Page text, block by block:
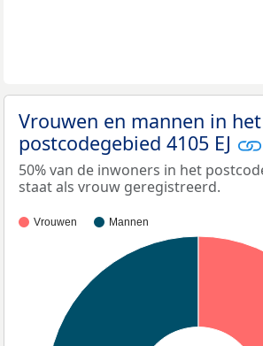
Vrouwen en mannen in het
postcodegebied 4105 EJ
50% van de inwoners in het
staat als vrouw geregistreerd.
Vrouwen Mannen